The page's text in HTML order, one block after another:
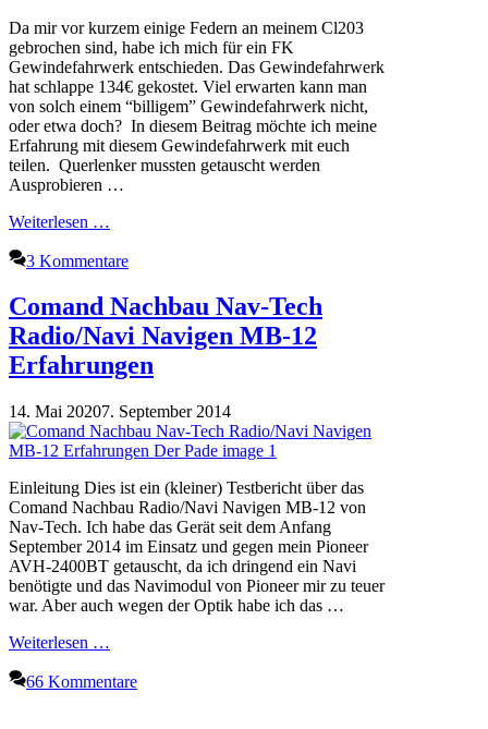
Da mir vor kurzem einige Federn an meinem Cl203
gebrochen sind, habe ich mich für ein FK
Gewindefahrwerk entschieden. Das Gewindefahrwerk
hat schlappe 134€ gekostet. Viel erwarten kann man
von solch einem “billigem” Gewindefahrwerk nicht,
oder etwa doch? In diesem Beitrag möchte ich meine
Erfahrung mit diesem Gewindefahrwerk mit euch
teilen. Querlenker mussten getauscht werden
Ausprobieren …
Weiterlesen …
3 Kommentare
Comand Nachbau Nav-Tech
Radio/Navi Navigen MB-12
Erfahrungen
14. Mai 20207. September 2014
Einleitung Dies ist ein (kleiner) Testbericht über das
Comand Nachbau Radio/Navi Navigen MB-12 von
Nav-Tech. Ich habe das Gerät seit dem Anfang
September 2014 im Einsatz und gegen mein Pioneer
AVH-2400BT getauscht, da ich dringend ein Navi
benötigte und das Navimodul von Pioneer mir zu teuer
war. Aber auch wegen der Optik habe ich das …
Weiterlesen …
66 Kommentare